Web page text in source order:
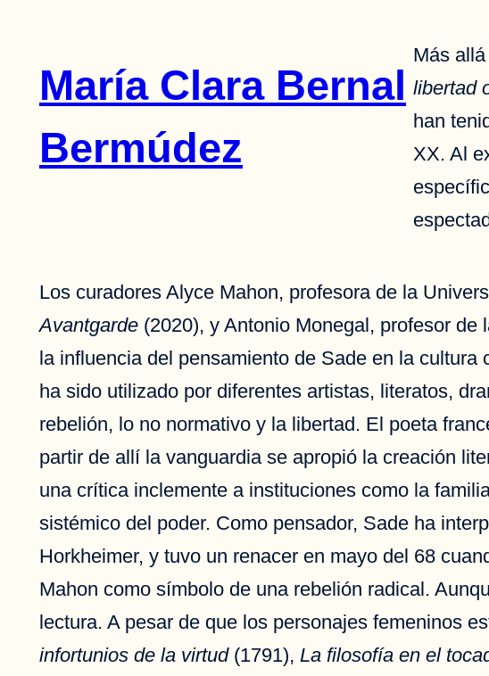
María Clara Bernal
Bermúdez
Más
libertad
han
XX. Al
Los curadores Alyce Mahon, profesora de la
Avantgarde (2020), y Antonio Monegal, profesor
la influencia del pensamiento de Sade en la
ha sido utilizado por diferentes artistas, literatos,
rebelión, lo no normativo y la libertad. El poeta
partir de allí la vanguardia se apropió la creación
una crítica inclemente a instituciones como la
sistémico del poder. Como pensador, Sade ha
Horkheimer, y tuvo un renacer en mayo del 68
Mahon como símbolo de una rebelión radical.
lectura. A pesar de que los personajes femeninos
infortunios de la virtud(1791), La filosofía en el